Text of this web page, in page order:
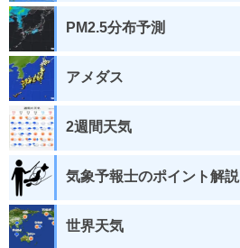
PM2.5分布予測
アメダス
2週間天気
気象予報士のポイント解説
世界天気